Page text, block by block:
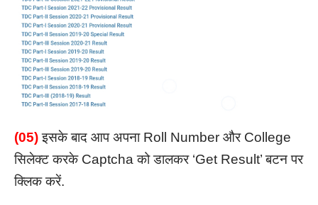
(05) इसके बाद आप अपना Roll Number और College
सिलेक्ट करके Captcha को डालकर ‘Get Result’ बटन पर
क्लिक करें.